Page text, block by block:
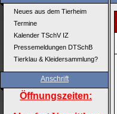
Neues aus dem Tierheim
Termine
Kalender TSchV IZ
Pressemeldungen DTSchB
Tierklau & Kleidersammlung?
Anschrift
Öffnungszeiten: